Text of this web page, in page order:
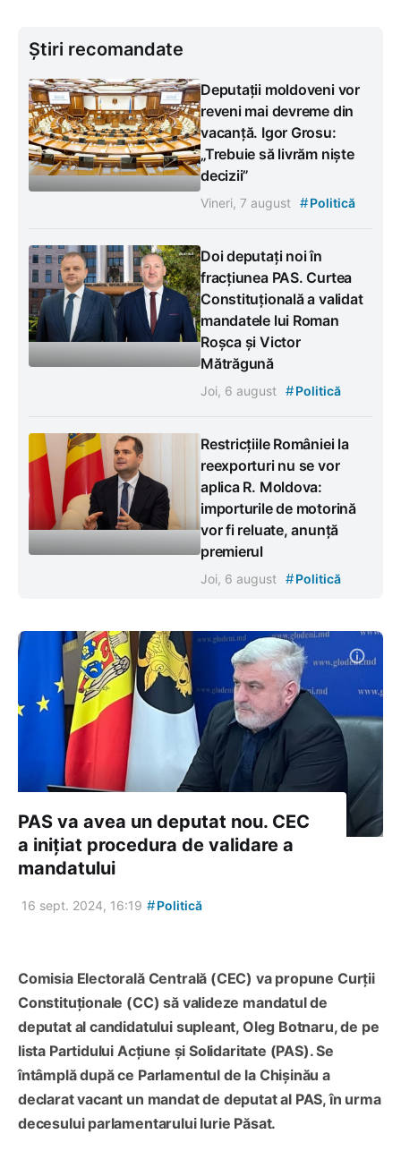
Știri recomandate
Deputații moldoveni vor
reveni mai devreme din
vacanță. Igor Grosu:
„Trebuie să livrăm niște
decizii”
Vineri, 7 august #Politică
Doi deputați noi în
fracțiunea PAS. Curtea
Constituțională a validat
mandatele lui Roman
Roșca și Victor
Mătrăgună
Joi, 6 august #Politică
Restricțiile României la
reexporturi nu se vor
aplica R. Moldova:
importurile de motorină
vor fi reluate, anunță
premierul
Joi, 6 august #Politică
PAS va avea un deputat nou. CEC
a inițiat procedura de validare a
mandatului
16 sept. 2024, 16:19 #Politică
Comisia Electorală Centrală (CEC) va propune Curții
Constituționale (CC) să valideze mandatul de
deputat al candidatului supleant, Oleg Botnaru, de pe
lista Partidului Acțiune și Solidaritate (PAS). Se
întâmplă după ce Parlamentul de la Chișinău a
declarat vacant un mandat de deputat al PAS, în urma
decesului parlamentarului Iurie Păsat.